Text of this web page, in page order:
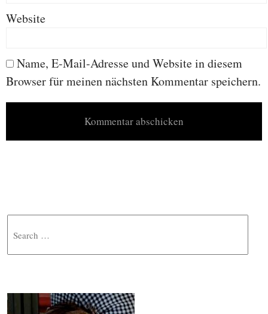
Website
Name, E-Mail-Adresse und Website in diesem
Browser für meinen nächsten Kommentar speichern.